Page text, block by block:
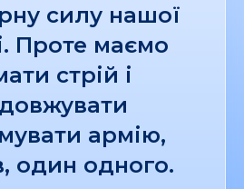
силу нашої
Проте маємо
стрій і
армію,
один одного.